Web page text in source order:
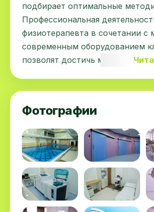
подбирает оптимальные
Профессиональная
физиотерапевта в сочетании
современным оборудованием
позволят достичь
Фотографии